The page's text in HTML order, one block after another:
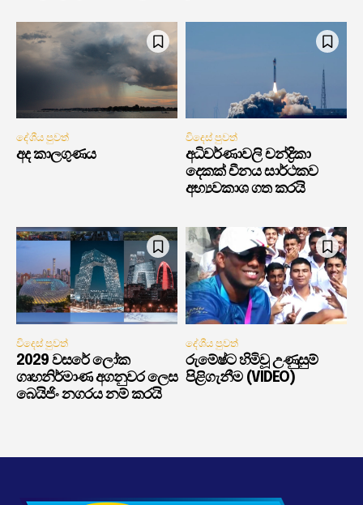
දේශීය පුවත්
අද කාලගුණය
විදෙස් පුවත්
අධිවර්ණාවලි චන්ද්‍රිකා
දෙකක් චීනය සාර්ථකව
අභ්‍යවකාශ ගත කරයි
විදෙස් පුවත්
2029 වසරේ ලෝක
ගෘහනිර්මාණ අගනුවර ලෙස
බෙයිජිං නගරය නම් කරයි
දේශීය පුවත්
රුමේෂ්ට හිමිවූ උණුසුම්
පිළිගැනීම (VIDEO)